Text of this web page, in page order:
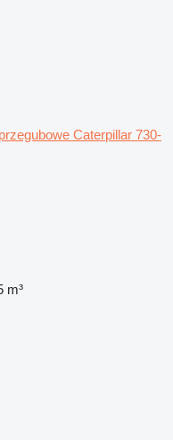
Caterpillar 730-
m³